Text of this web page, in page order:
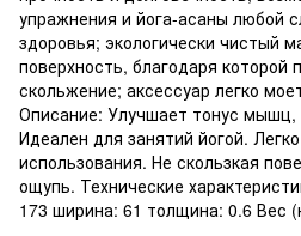
упражнения и йога-асаны любой
здоровья; экологически чистый
поверхность, благодаря которой
скольжение; аксессуар легко
Описание: Улучшает тонус мышц,
Идеален для занятий йогой.
использования. Не скользкая
ощупь. Технические
173 ширина: 61 толщина: 0.6 Вес